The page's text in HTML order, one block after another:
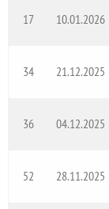
17 10.01.2026
34 21.12.2025
36 04.12.2025
52 28.11.2025